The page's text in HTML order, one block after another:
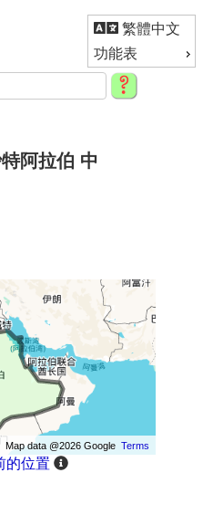
繁體中文
功能表
阿拉伯 中
Map data @2026 GoogleTerms
的位置